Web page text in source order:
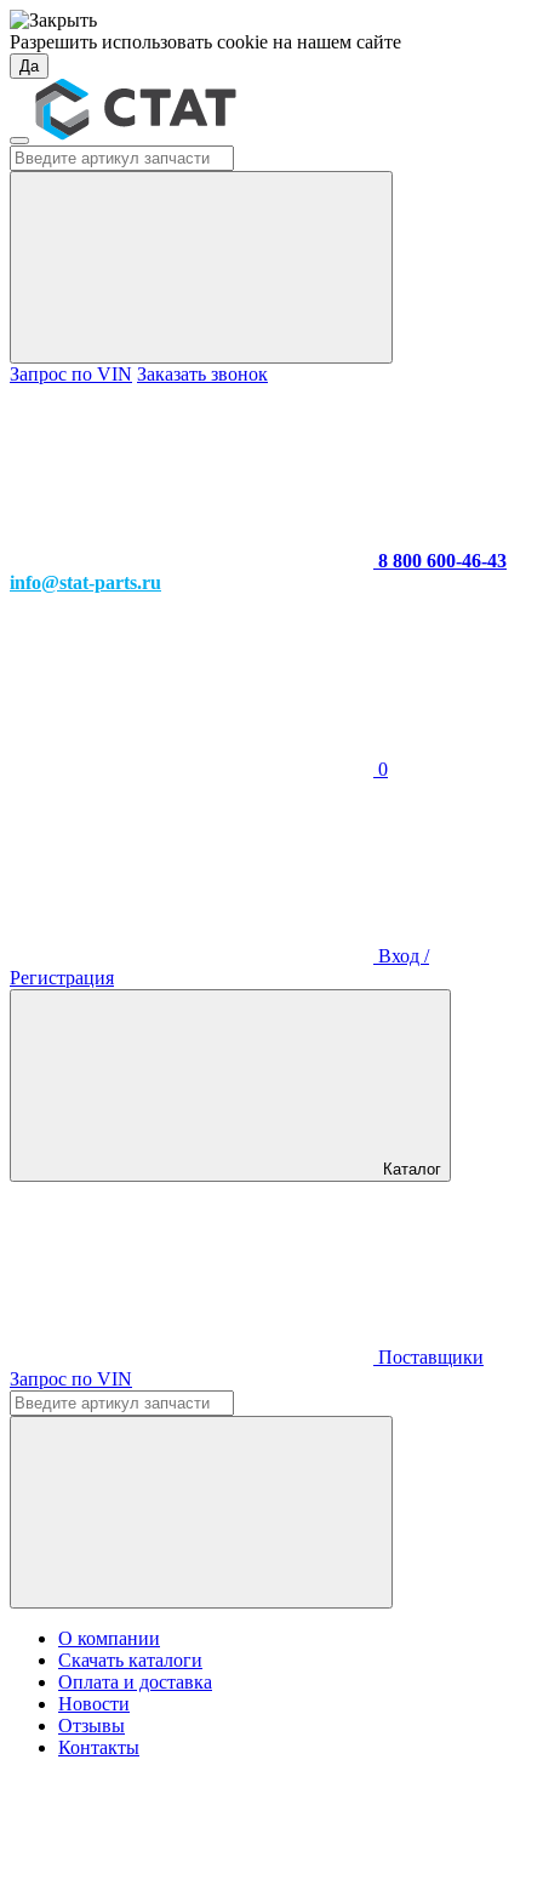
Разрешить использовать cookie на нашем сайте
Да
Запрос по VIN Заказать звонок
8 800 600-46-43
info@stat-parts.ru
0
Вход /
Регистрация
Каталог
Поставщики
Запрос по VIN
О компании
Скачать каталоги
Оплата и доставка
Новости
Отзывы
Контакты